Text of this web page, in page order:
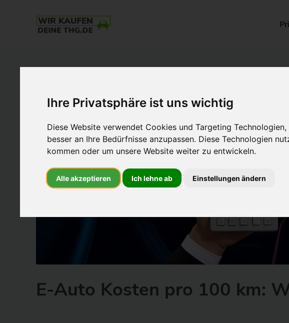
Ihre Privatsphäre ist uns wichtig
Diese Website verwendet Cookies und Targeting
besser an Ihre Bedürfnisse anzupassen. Diese Technologien
kommen oder um unsere Website weiter zu entwickeln.
Alle akzeptieren Ich lehne ab Einstellungen ändern
Verkaufen
mit
E-
Auto
Geld
verdienen.
Einfach.
Nachhaltig.
Beim
-
E-Auto Kosten pro 100 km: